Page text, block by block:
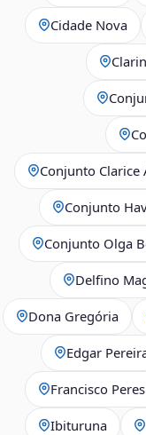
Cidade Nova
Conjunto Clarice
Conjunto
Conjunto Olga
Delfino
Dona Gregória
Edgar
Francisco
Ibituruna